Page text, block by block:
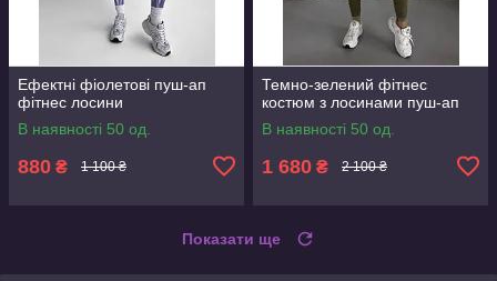
Ефектні фіолетові пуш-ап
фітнес лосини
В наявності 50 од.
880 ₴ 1 100 ₴
Темно-зелений фітнес
костюм з лосинами пуш-ап
В наявності 50 од.
1 680 ₴ 2 100 ₴
Показати ще